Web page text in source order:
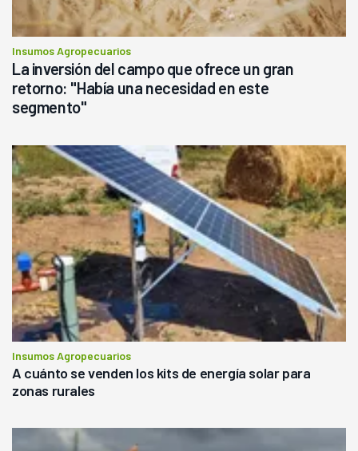
Insumos Agropecuarios
La inversión del campo que ofrece un gran
retorno: "Había una necesidad en este
segmento"
Insumos Agropecuarios
A cuánto se venden los kits de energía solar para
zonas rurales